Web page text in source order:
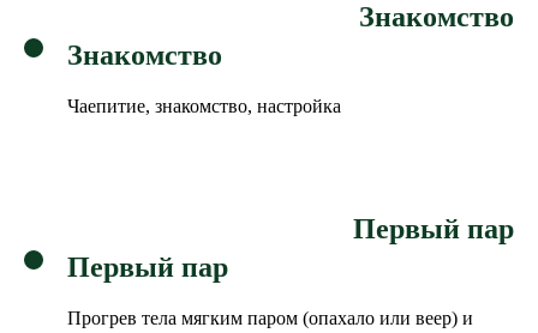
Знакомство
Знакомство
Чаепитие, знакомство, настройка
Первый пар
Первый пар
Прогрев тела мягким паром (опахало или веер) и